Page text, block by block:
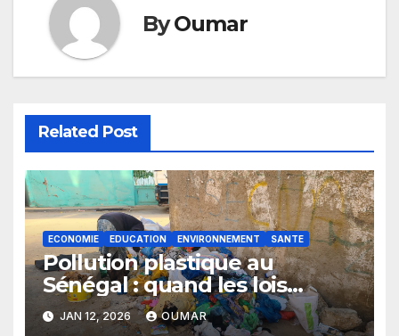
ByOumar
Related Post
ECONOMIE EDUCATION ENVIRONNEMENT SANTE
Pollution plastique au
Sénégal : quand les lois
restent sans effet
JAN 12, 2026 OUMAR